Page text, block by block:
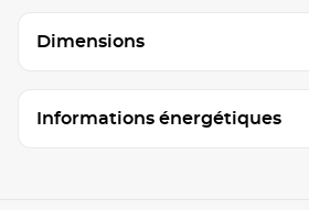
Dimensions
Informations énergétiques